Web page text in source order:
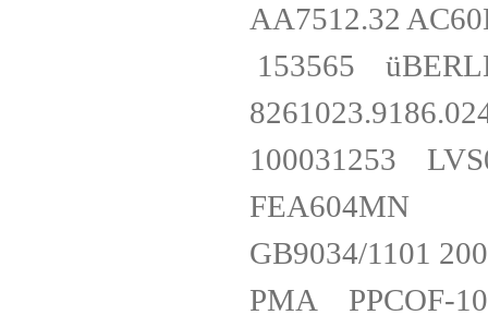
AA7512.32
153565
100031253
GB9034/1101
PMA PPCOF-